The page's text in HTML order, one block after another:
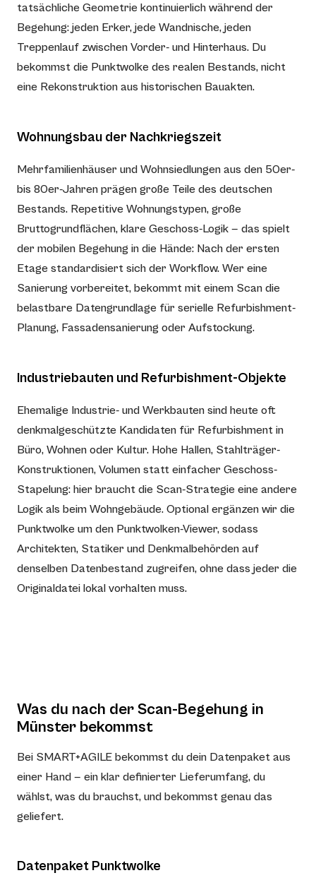
tatsächliche Geometrie kontinuierlich während der
Begehung: jeden Erker, jede Wandnische, jeden
Treppenlauf zwischen Vorder- und Hinterhaus. Du
bekommst die Punktwolke des realen Bestands, nicht
eine Rekonstruktion aus historischen Bauakten.
Wohnungsbau der Nachkriegszeit
Mehrfamilienhäuser und Wohnsiedlungen aus den 50er-
bis 80er-Jahren prägen große Teile des deutschen
Bestands. Repetitive Wohnungstypen, große
Bruttogrundflächen, klare Geschoss-Logik — das spielt
der mobilen Begehung in die Hände: Nach der ersten
Etage standardisiert sich der Workflow. Wer eine
Sanierung vorbereitet, bekommt mit einem Scan die
belastbare Datengrundlage für serielle Refurbishment-
Planung, Fassadensanierung oder Aufstockung.
Industriebauten und Refurbishment-Objekte
Ehemalige Industrie- und Werkbauten sind heute oft
denkmalgeschützte Kandidaten für Refurbishment in
Büro, Wohnen oder Kultur. Hohe Hallen, Stahlträger-
Konstruktionen, Volumen statt einfacher Geschoss-
Stapelung: hier braucht die Scan-Strategie eine andere
Logik als beim Wohngebäude. Optional ergänzen wir die
Punktwolke um den Punktwolken-Viewer, sodass
Architekten, Statiker und Denkmalbehörden auf
denselben Datenbestand zugreifen, ohne dass jeder die
Originaldatei lokal vorhalten muss.
Was du nach der Scan-Begehung in
Münster bekommst
Bei SMART+AGILE bekommst du dein Datenpaket aus
einer Hand — ein klar definierter Lieferumfang, du
wählst, was du brauchst, und bekommst genau das
geliefert.
Datenpaket Punktwolke